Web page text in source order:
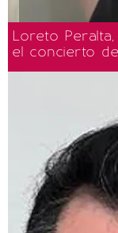
Loreto
el concierto